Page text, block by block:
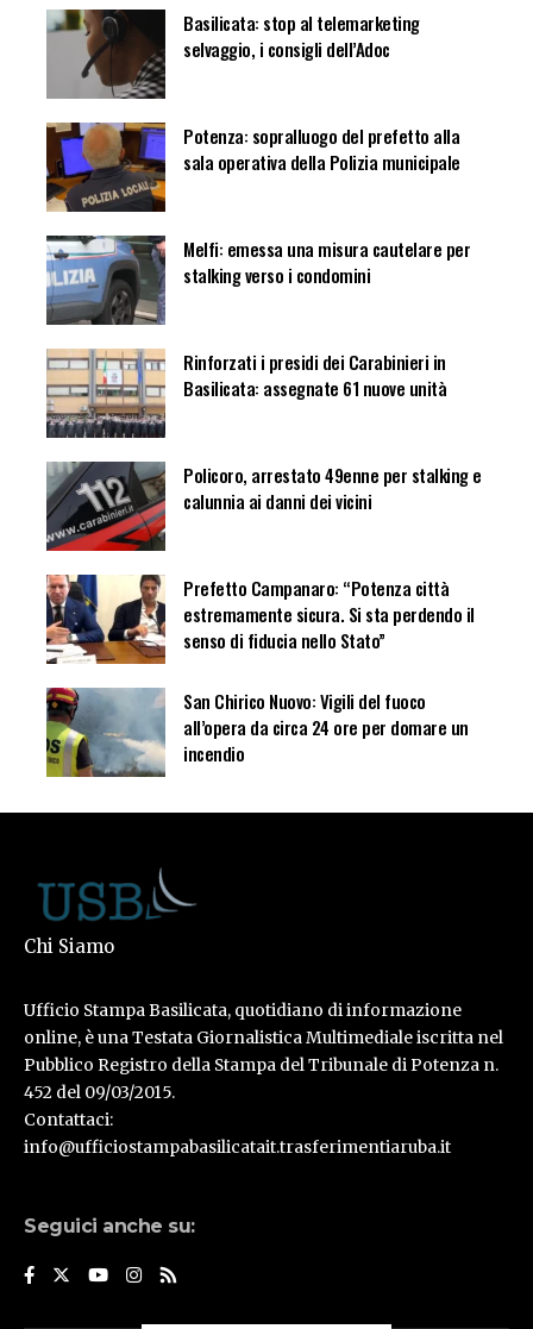
Basilicata: stop al telemarketing
selvaggio, i consigli dell’Adoc
Potenza: sopralluogo del prefetto alla
sala operativa della Polizia municipale
Melfi: emessa una misura cautelare per
stalking verso i condomini
Rinforzati i presidi dei Carabinieri in
Basilicata: assegnate 61 nuove unità
Policoro, arrestato 49enne per stalking e
calunnia ai danni dei vicini
Prefetto Campanaro: “Potenza città
estremamente sicura. Si sta perdendo il
senso di fiducia nello Stato”
San Chirico Nuovo: Vigili del fuoco
all’opera da circa 24 ore per domare un
incendio
Chi Siamo
Ufficio Stampa Basilicata, quotidiano di informazione
online, è una Testata Giornalistica Multimediale iscritta nel
Pubblico Registro della Stampa del Tribunale di Potenza n.
452 del 09/03/2015.
Contattaci:
info@ufficiostampabasilicatait.trasferimentiaruba.it
Seguici anche su: